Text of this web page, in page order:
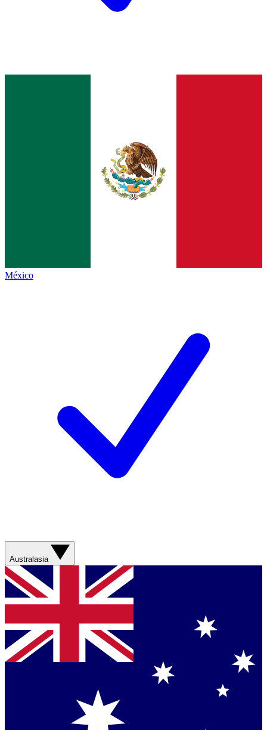
México
Australasia